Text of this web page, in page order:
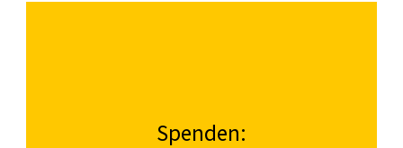
Spenden: